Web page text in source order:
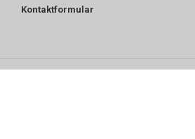
Kontaktformular